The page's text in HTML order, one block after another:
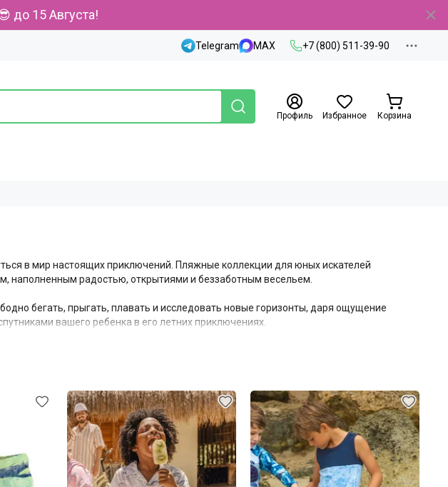
до 15 Августа!
Telegram MAX +7 (800) 511-39-90
Профиль Избранное Корзина
в мир настоящих приключений. Пляжные коллекции для юных искателей
наполненным радостью, открытиями и беззаботным весельем.
бегать, прыгать, плавать и исследовать новые горизонты, даря ощущение
вашего ребенка в его летних приключениях.
береговой линии или веселым играм с друзьями
чувствовал себя готовым стильно встретить любые вызовы лета — от